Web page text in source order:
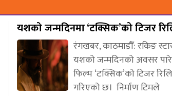
यशको जन्मदिनमा ‘टक्सिक’को टिजर
रंगखबर, काठमाडौँ: रकिङ
यशको जन्मदिनको अवसर
फिल्म ‘टक्सिक’को टिजर
गरिएको छ। निर्माण टिमले